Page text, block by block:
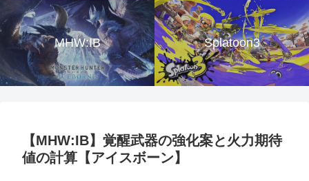
MHW:IB Splatoon3
【MHW:IB】覚醒武器の強化案と火力期待
値の計算【アイスボーン】